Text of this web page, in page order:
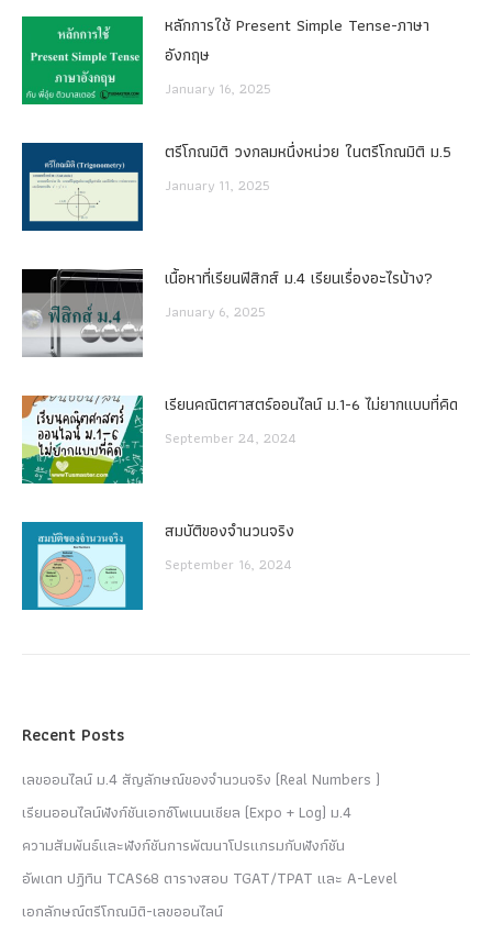
หลักการใช้ Present Simple Tense-ภาษา
อังกฤษ
January 16, 2025
ตรีโกณมิติ วงกลมหนึ่งหน่วย ในตรีโกณมิติ ม.5
January 11, 2025
เนื้อหาที่เรียนฟิสิกส์ ม.4 เรียนเรื่องอะไรบ้าง?
January 6, 2025
เรียนคณิตศาสตร์ออนไลน์ ม.1-6 ไม่ยากแบบที่คิด
September 24, 2024
สมบัติของจำนวนจริง
September 16, 2024
Recent Posts
เลขออนไลน์ ม.4 สัญลักษณ์ของจำนวนจริง (Real Numbers )
เรียนออนไลน์ฟังก์ชันเอกซ์โพเนนเชียล (Expo + Log) ม.4
ความสัมพันธ์และฟังก์ชันการพัฒนาโปรแกรมกับฟังก์ชัน
อัพเดท ปฏิทิน TCAS68 ตารางสอบ TGAT/TPAT และ A-Level
เอกลักษณ์ตรีโกณมิติ-เลขออนไลน์